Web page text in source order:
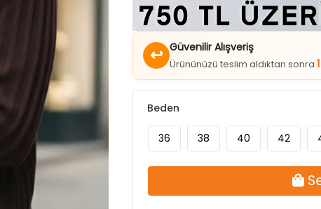
↩ Güvenilir Alışveriş
Ürününüzü teslim aldıktan sonra
36
9Farklı Renk Seçeneği